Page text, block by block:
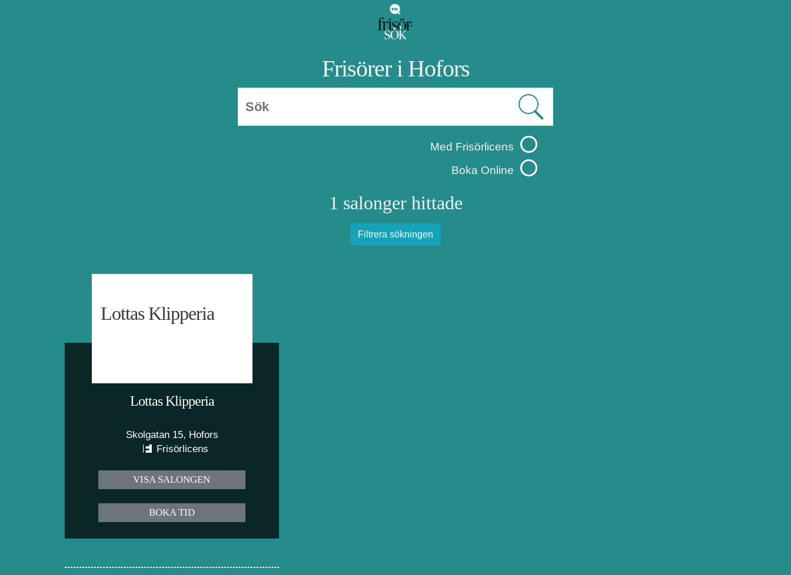
Frisörer i Hofors
Med Frisörlicens
Boka Online
1 salonger hittade
Filtrera sökningen
Lottas Klipperia
Lottas Klipperia
Skolgatan 15, Hofors
Frisörlicens
VISA SALONGEN
BOKA TID